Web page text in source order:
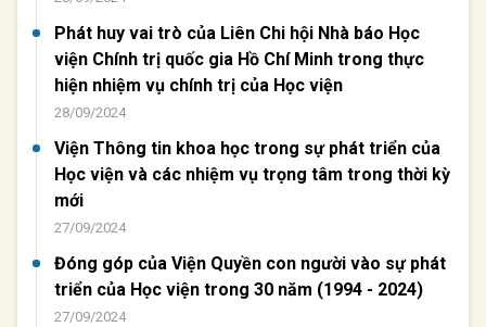
Phát huy vai trò của Liên Chi hội Nhà báo Học
viện Chính trị quốc gia Hồ Chí Minh trong thực
hiện nhiệm vụ chính trị của Học viện
28/09/2024
Viện Thông tin khoa học trong sự phát triển của
Học viện và các nhiệm vụ trọng tâm trong thời kỳ
mới
27/09/2024
Đóng góp của Viện Quyền con người vào sự phát
triển của Học viện trong 30 năm (1994 - 2024)
27/09/2024